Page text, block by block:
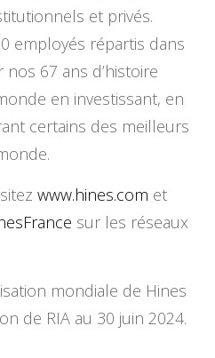
et privés.
employés répartis dans
nos 67 ans d’histoire
en investissant, en
certains des meilleurs
www.hines.com et
sur les réseaux
mondiale de Hines
de RIA au 30 juin 2024.